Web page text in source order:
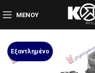
ΜΕΝΟΎ
Εξαντλημένο